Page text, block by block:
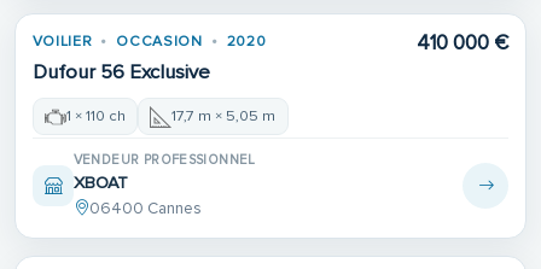
VOILIER OCCASION 2020
Dufour 56 Exclusive
410 000 €
1 × 110 ch 17,7 m × 5,05 m
VENDEUR PROFESSIONNEL
XBOAT
06400 Cannes